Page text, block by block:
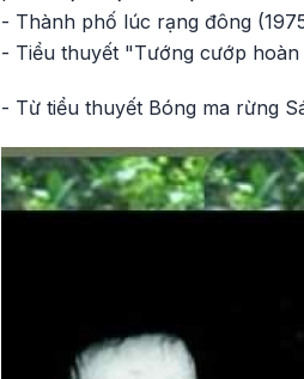
- Thành phố lúc rạng đông
- Tiểu thuyết "Tướng cướp
- Từ tiểu thuyết Bóng ma rừng